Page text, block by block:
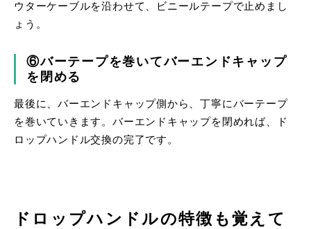
ウターケーブルを沿わせて、ビニールテープで止めまし
ょう。
⑥バーテープを巻いてバーエンドキャップ
を閉める
最後に、バーエンドキャップ側から、丁寧にバーテープ
を巻いていきます。バーエンドキャップを閉めれば、ド
ロップハンドル交換の完了です。
ドロップハンドルの特徴も覚えて